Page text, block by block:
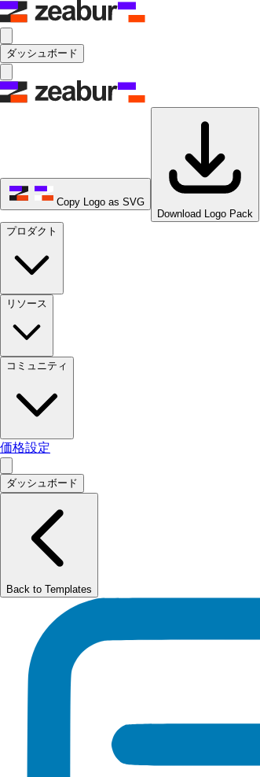
ダッシュボード
Copy Logo as SVG
Download Logo Pack
プロダクト
リソース
コミュニティ
価格設定
ダッシュボード
Back to Templates